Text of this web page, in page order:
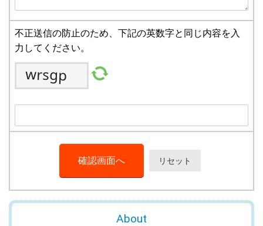
不正送信の防止のため、下記の英数字と同じ内容を入
力してください。
About